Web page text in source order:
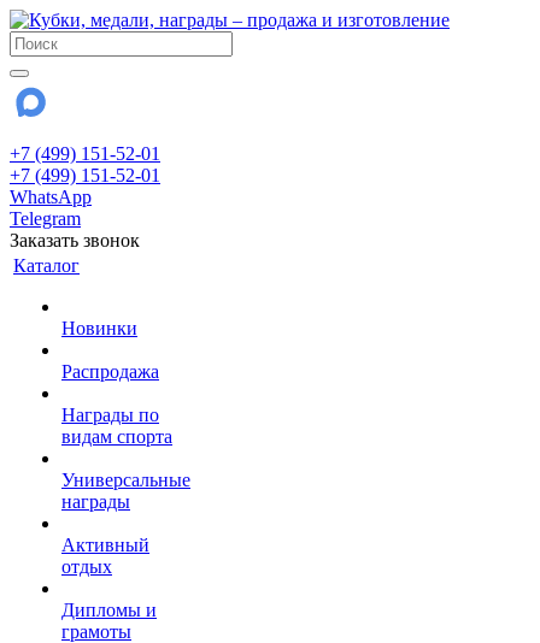
+7 (499) 151-52-01
+7 (499) 151-52-01
WhatsApp
Telegram
Заказать звонок
Каталог
Новинки
Распродажа
Награды по
видам спорта
Универсальные
награды
Активный
отдых
Дипломы и
грамоты